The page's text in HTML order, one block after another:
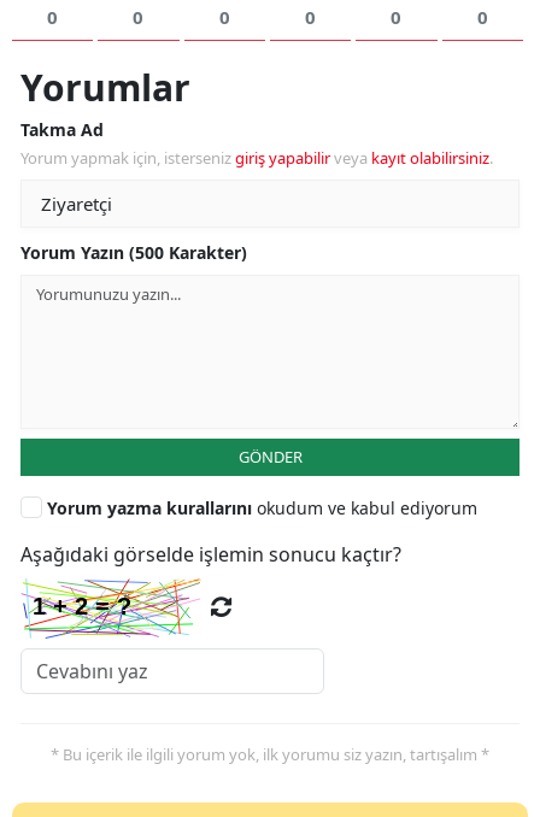
0 0 0 0 0 0
Yorumlar
Takma Ad
Yorum yapmak için, istersenizgiriş yapabilirveya kayıt olabilirsiniz.
Yorum Yazın (500 Karakter)
GÖNDER
Yorum yazma kurallarını okudum ve kabul ediyorum
Aşağıdaki görselde işlemin sonucu kaçtır?
* Bu içerik ile ilgili yorum yok, ilk yorumu siz yazın, tartışalım *